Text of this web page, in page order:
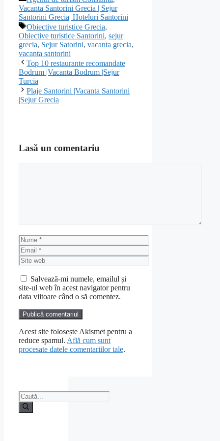
Vacanta Santorini Grecia | Sejur
Santorini Grecia| Hoteluri Santorini
Etichete
Obiective turistice Grecia,
Obiective turistice Santorini, sejur
grecia, Sejur Satorini, vacanta grecia,
vacanta santorini
Top 10 restaurante recomandate
Bodrum |Vacanta Bodrum |Sejur
Turcia
Plaje Santorini |Vacanta Santorini
|Sejur Grecia
Lasă un comentariu
Nume
Email
Site
web
Salvează-mi numele, emailul și
site-ul web în acest navigator pentru
data viitoare când o să comentez.
Acest site folosește Akismet pentru a
reduce spamul. Află cum sunt
procesate datele comentariilor tale.
Caută
după: